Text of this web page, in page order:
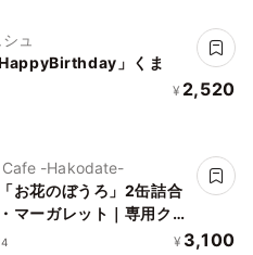
ュ
」くま
¥ 2,520
-Hakodate-
お花のぼうろ」2缶詰合
マーガレット｜専用クリ
¥ 3,100